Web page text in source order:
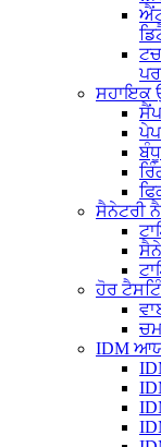
ਸਹਾਇਕ
ਸੈਨੇਟਰੀ
ਹੋਰ
IDM